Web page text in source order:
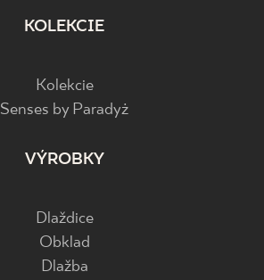
KOLEKCIE
Kolekcie
Senses by Paradyż
VÝROBKY
Dlaždice
Obklad
Dlažba